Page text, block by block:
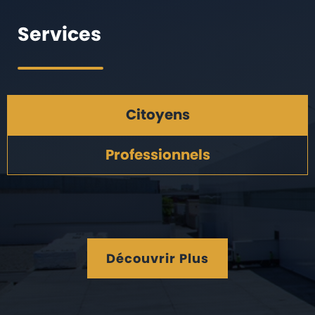
Services
Citoyens
Professionnels
Découvrir Plus